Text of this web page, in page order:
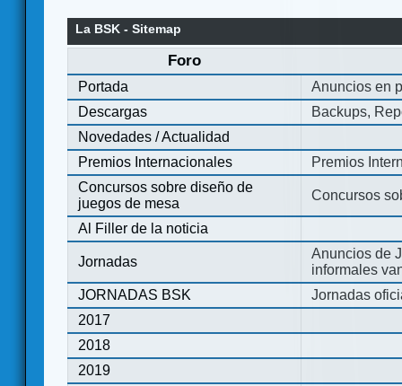
La BSK - Sitemap
Foro
Portada
Anuncios en
Descargas
Backups,
Novedades / Actualidad
Premios Internacionales
Premios
Concursos sobre diseño de
juegos de mesa
Concursos
Al Filler de la noticia
Jornadas
Anuncios de
informales
JORNADAS BSK
Jornadas
2017
2018
2019